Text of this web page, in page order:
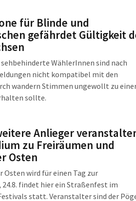
durch die Staatsanwaltschaft Leipzig
beauftragt.
für Blinde und
gefährdet Gültigkeit
WählerInnen sind nach
nicht kompatibel mit den
wandern Stimmen ungewollt zu
sollte.
Anlieger
zu Freiräumen und
Osten
Osten wird für einen Tag zur
24.8. findet hier ein Straßenfest im
statt. Veranstalter sind der